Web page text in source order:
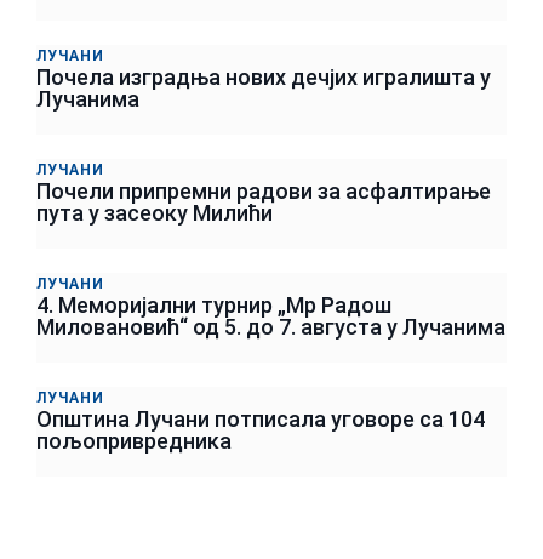
ЛУЧАНИ
Почела изградња нових дечјих игралишта у
Лучанима
ЛУЧАНИ
Почели припремни радови за асфалтирање
пута у засеоку Милићи
ЛУЧАНИ
4. Меморијални турнир „Мр Радош
Миловановић“ од 5. до 7. августа у Лучанима
ЛУЧАНИ
Општина Лучани потписала уговоре са 104
пољопривредника